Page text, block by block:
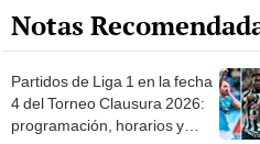
Notas
Partidos de Liga 1 en la fecha
4 del Torneo Clausura 2026:
programación, horarios y